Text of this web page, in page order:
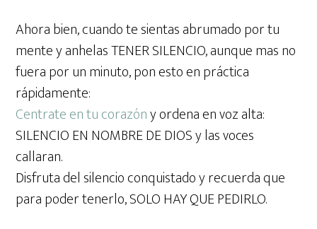
Ahora bien, cuando te sientas abrumado por tu
mente y anhelas TENER SILENCIO, aunque mas no
fuera por un minuto, pon esto en práctica
rápidamente:
Centrate en tu corazóny ordena en voz alta:
SILENCIO EN NOMBRE DE DIOS y las voces
callaran.
Disfruta del silencio conquistado y recuerda que
para poder tenerlo, SOLO HAY QUE PEDIRLO.